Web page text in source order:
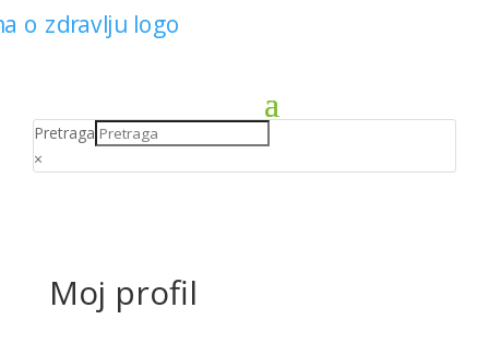
Pretraga
×
Moj profil